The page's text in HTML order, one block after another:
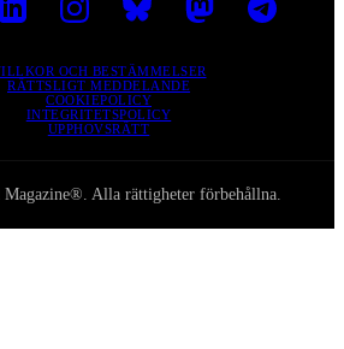
OCH BESTÄMMELSER
RÄTTSLIGT MEDDELANDE
COOKIEPOLICY
INTEGRITETSPOLICY
UPPHOVSRÄTT
Alla rättigheter förbehållna.